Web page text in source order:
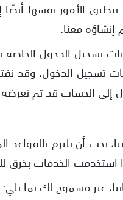
معنا.
تسجيل الدخول
تسجيل الدخول، وقد
إلى الحساب قد تم
يجب أن تلتزم
استخدمت الخدمات بخرق
غير مسموح لك بما يلي: